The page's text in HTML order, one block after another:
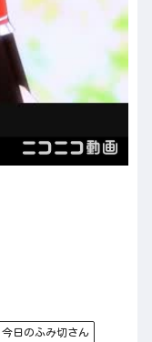
今日のふみ切さん